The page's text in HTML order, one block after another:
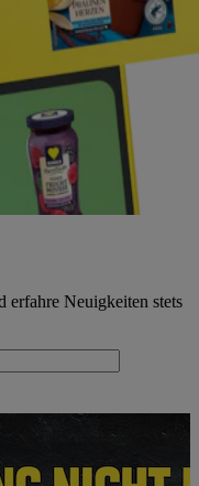
erfahre Neuigkeiten stets